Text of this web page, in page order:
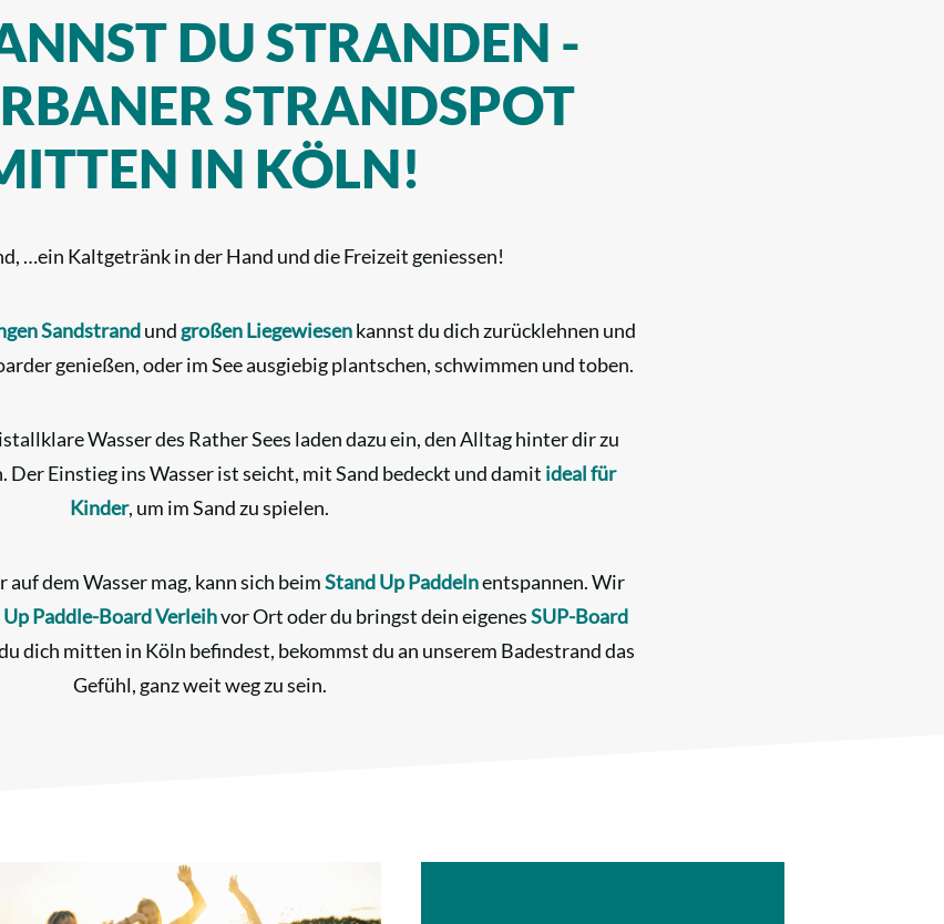
DU STRANDEN -
STRANDSPOT
IN KÖLN!
…ein Kaltgetränk in der Hand und die Freizeit geniessen!
Sandstrandund großen Liegewiesenkannst du dich zurücklehnen und
genießen, oder im See ausgiebig plantschen, schwimmen und toben.
Wasser des Rather Sees laden dazu ein, den Alltag hinter dir zu
Der Einstieg ins Wasser ist seicht, mit Sand bedeckt und damit ideal für
Kinder, um im Sand zu spielen.
dem Wasser mag, kann sich beimStand Up Paddelnentspannen. Wir
Paddle-Board Verleihvor Ort oder du bringst dein eigenesSUP-Board
dich mitten in Köln befindest, bekommst du an unserem Badestrand das
Gefühl, ganz weit weg zu sein.